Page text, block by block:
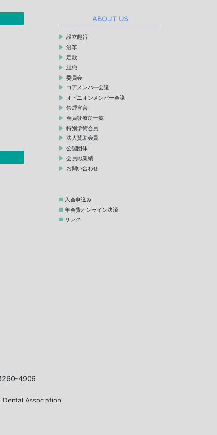
ABOUT US
設立趣旨
沿革
定款
組織
委員会
コアメンバー会議
オピニオンメンバー会議
禁煙宣言
会員診療所一覧
特別学術会員
法人賛助会員
公認団体
会員の業績
お問い合わせ
入会申込み
年会費オンライン決済
リンク
4906
Association